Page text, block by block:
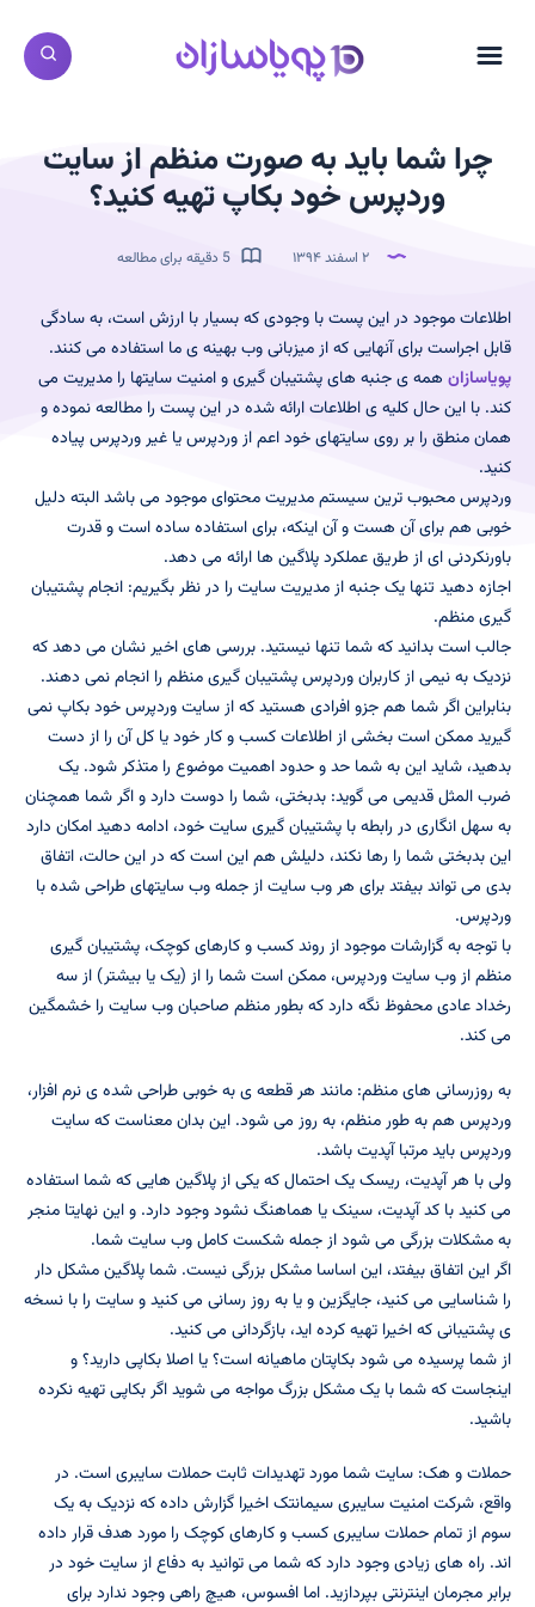
چرا شما باید به صورت منظم از سایت
وردپرس خود بکاپ تهیه کنید؟
اطلاعات موجود در این پست با وجودی که بسیار با ارزش است، به سادگی
قابل اجراست برای آنهایی که از میزبانی وب بهینه ی ما استفاده می کنند.
پویاسازان همه ی جنبه های پشتیبان گیری و امنیت سایتها را مدیریت می
کند. با این حال کلیه ی اطلاعات ارائه شده در این پست را مطالعه نموده و
همان منطق را بر روی سایتهای خود اعم از وردپرس یا غیر وردپرس پیاده
کنید.
وردپرس محبوب ترین سیستم مدیریت محتوای موجود می باشد البته دلیل
خوبی هم برای آن هست و آن اینکه، برای استفاده ساده است و قدرت
باورنکردنی ای از طریق عملکرد پلاگین ها ارائه می دهد.
اجازه دهید تنها یک جنبه از مدیریت سایت را در نظر بگیریم: انجام پشتیبان
گیری منظم.
جالب است بدانید که شما تنها نیستید. بررسی های اخیر نشان می دهد که
نزدیک به نیمی از کاربران وردپرس پشتیبان گیری منظم را انجام نمی دهند.
بنابراین اگر شما هم جزو افرادی هستید که از سایت وردپرس خود بکاپ نمی
گیرید ممکن است بخشی از اطلاعات کسب و کار خود یا کل آن را از دست
بدهید، شاید این به شما حد و حدود اهمیت موضوع را متذکر شود. یک
ضرب المثل قدیمی می گوید: بدبختی، شما را دوست دارد و اگر شما همچنان
به سهل انگاری در رابطه با پشتیبان گیری سایت خود، ادامه دهید امکان دارد
این بدبختی شما را رها نکند، دلیلش هم این است که در این حالت، اتفاق
بدی می تواند بیفتد برای هر وب سایت از جمله وب سایتهای طراحی شده با
وردپرس.
با توجه به گزارشات موجود از روند کسب و کارهای کوچک، پشتیبان گیری
منظم از وب سایت وردپرس، ممکن است شما را از (یک یا بیشتر) از سه
رخداد عادی محفوظ نگه دارد که بطور منظم صاحبان وب سایت را خشمگین
می کند.
به روزرسانی های منظم: مانند هر قطعه ی به خوبی طراحی شده ی نرم افزار،
وردپرس هم به طور منظم، به روز می شود. این بدان معناست که سایت
وردپرس باید مرتبا آپدیت باشد.
ولی با هر آپدیت، ریسک یک احتمال که یکی از پلاگین هایی که شما استفاده
می کنید با کد آپدیت، سینک یا هماهنگ نشود وجود دارد. و این نهایتا منجر
به مشکلات بزرگی می شود از جمله شکست کامل وب سایت شما.
اگر این اتفاق بیفتد، این اساسا مشکل بزرگی نیست. شما پلاگین مشکل دار
را شناسایی می کنید، جایگزین و یا به روز رسانی می کنید و سایت را با نسخه
ی پشتیبانی که اخیرا تهیه کرده اید، بازگردانی می کنید.
از شما پرسیده می شود بکاپتان ماهیانه است؟ یا اصلا بکاپی دارید؟ و
اینجاست که شما با یک مشکل بزرگ مواجه می شوید اگر بکاپی تهیه نکرده
باشید.
حملات و هک: سایت شما مورد تهدیدات ثابت حملات سایبری است. در
واقع، شرکت امنیت سایبری سیمانتک اخیرا گزارش داده که نزدیک به یک
سوم از تمام حملات سایبری کسب و کارهای کوچک را مورد هدف قرار داده
اند. راه های زیادی وجود دارد که شما می توانید به دفاع از سایت خود در
برابر مجرمان اینترنتی بپردازید. اما افسوس، هیچ راهی وجود ندارد برای